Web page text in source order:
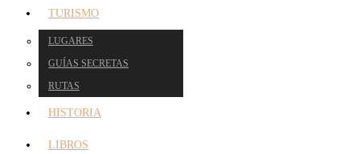
TURISMO
LUGARES
GUÍAS SECRETAS
RUTAS
HISTORIA
LIBROS